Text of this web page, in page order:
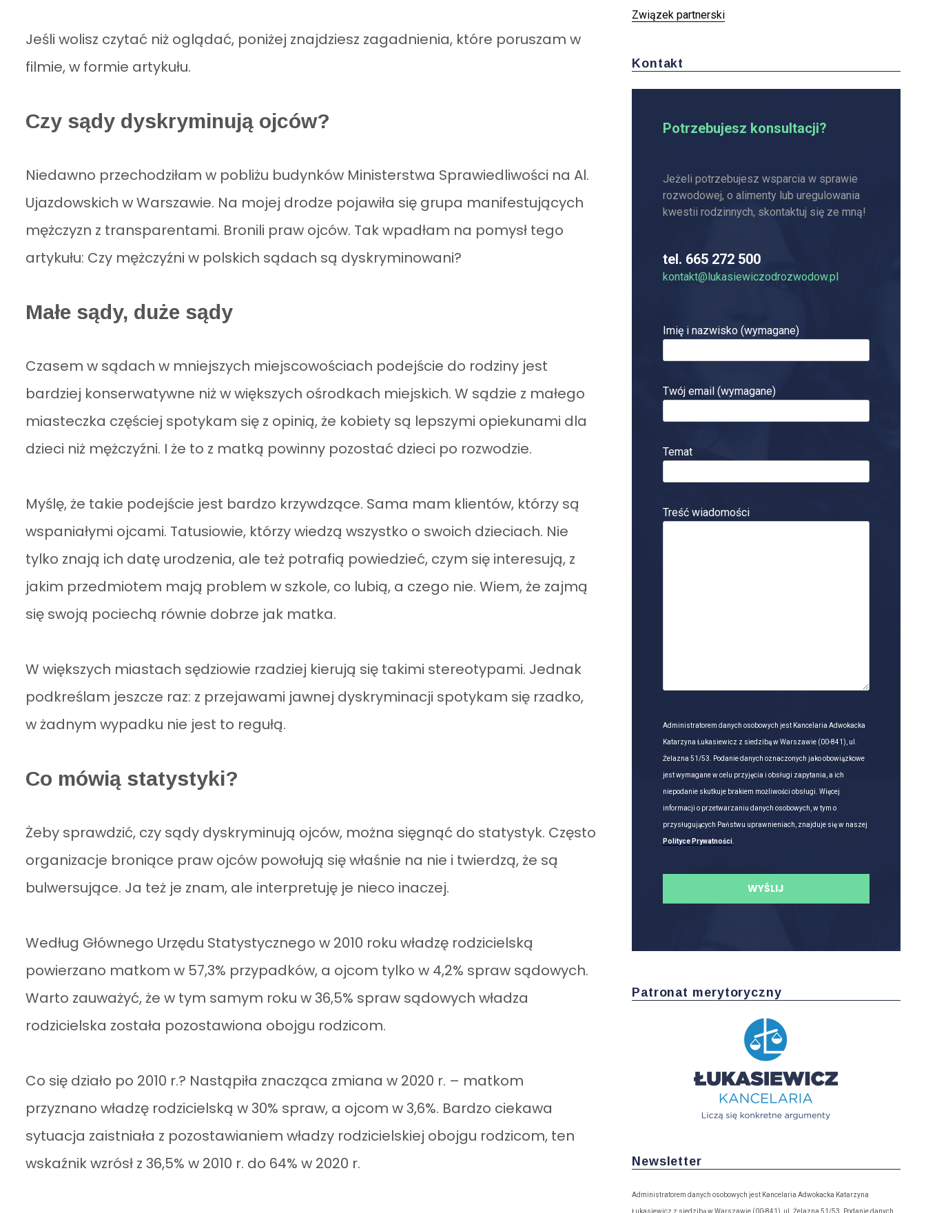
Jeśli wolisz czytać niż oglądać, poniżej znajdziesz zagadnienia, które poruszam w
filmie, w formie artykułu.
Czy sądy dyskryminują ojców?
Niedawno przechodziłam w pobliżu budynków Ministerstwa Sprawiedliwości na Al.
Ujazdowskich w Warszawie. Na mojej drodze pojawiła się grupa manifestujących
mężczyzn z transparentami. Bronili praw ojców. Tak wpadłam na pomysł tego
artykułu: Czy mężczyźni w polskich sądach są dyskryminowani?
Małe sądy, duże sądy
Czasem w sądach w mniejszych miejscowościach podejście do rodziny jest
bardziej konserwatywne niż w większych ośrodkach miejskich. W sądzie z małego
miasteczka częściej spotykam się z opinią, że kobiety są lepszymi opiekunami dla
dzieci niż mężczyźni. I że to z matką powinny pozostać dzieci po rozwodzie.
Myślę, że takie podejście jest bardzo krzywdzące. Sama mam klientów, którzy są
wspaniałymi ojcami. Tatusiowie, którzy wiedzą wszystko o swoich dzieciach. Nie
tylko znają ich datę urodzenia, ale też potrafią powiedzieć, czym się interesują, z
jakim przedmiotem mają problem w szkole, co lubią, a czego nie. Wiem, że zajmą
się swoją pociechą równie dobrze jak matka.
W większych miastach sędziowie rzadziej kierują się takimi stereotypami. Jednak
podkreślam jeszcze raz: z przejawami jawnej dyskryminacji spotykam się rzadko,
w żadnym wypadku nie jest to regułą.
Co mówią statystyki?
Żeby sprawdzić, czy sądy dyskryminują ojców, można sięgnąć do statystyk. Często
organizacje broniące praw ojców powołują się właśnie na nie i twierdzą, że są
bulwersujące. Ja też je znam, ale interpretuję je nieco inaczej.
Według Głównego Urzędu Statystycznego w 2010 roku władzę rodzicielską
powierzano matkom w 57,3% przypadków, a ojcom tylko w 4,2% spraw sądowych.
Warto zauważyć, że w tym samym roku w 36,5% spraw sądowych władza
rodzicielska została pozostawiona obojgu rodzicom.
Co się działo po 2010 r.? Nastąpiła znacząca zmiana w 2020 r. – matkom
przyznano władzę rodzicielską w 30% spraw, a ojcom w 3,6%. Bardzo ciekawa
sytuacja zaistniała z pozostawianiem władzy rodzicielskiej obojgu rodzicom, ten
wskaźnik wzrósł z 36,5% w 2010 r. do 64% w 2020 r.
Związek partnerski
Kontakt
Potrzebujesz konsultacji?
Jeżeli potrzebujesz wsparcia w sprawie
rozwodowej, o alimenty lub uregulowania
kwestii rodzinnych, skontaktuj się ze mną!
tel. 665 272 500
kontakt@lukasiewiczodrozwodow.pl
Imię i nazwisko (wymagane)
Twój email (wymagane)
Temat
Treść wiadomości
Administratorem danych osobowych jest Kancelaria Adwokacka
Katarzyna Łukasiewicz z siedzibą w Warszawie (00-841), ul.
Żelazna 51/53. Podanie danych oznaczonych jako obowiązkowe
jest wymagane w celu przyjęcia i obsługi zapytania, a ich
niepodanie skutkuje brakiem możliwości obsługi. Więcej
informacji o przetwarzaniu danych osobowych, w tym o
przysługujących Państwu uprawnieniach, znajduje się w naszej
Polityce Prywatności
Patronat merytoryczny
Newsletter
Administratorem danych osobowych jest Kancelaria Adwokacka Katarzyna
Łukasiewicz z siedzibą w Warszawie (00-841), ul. Żelazna 51/53. Podanie danych